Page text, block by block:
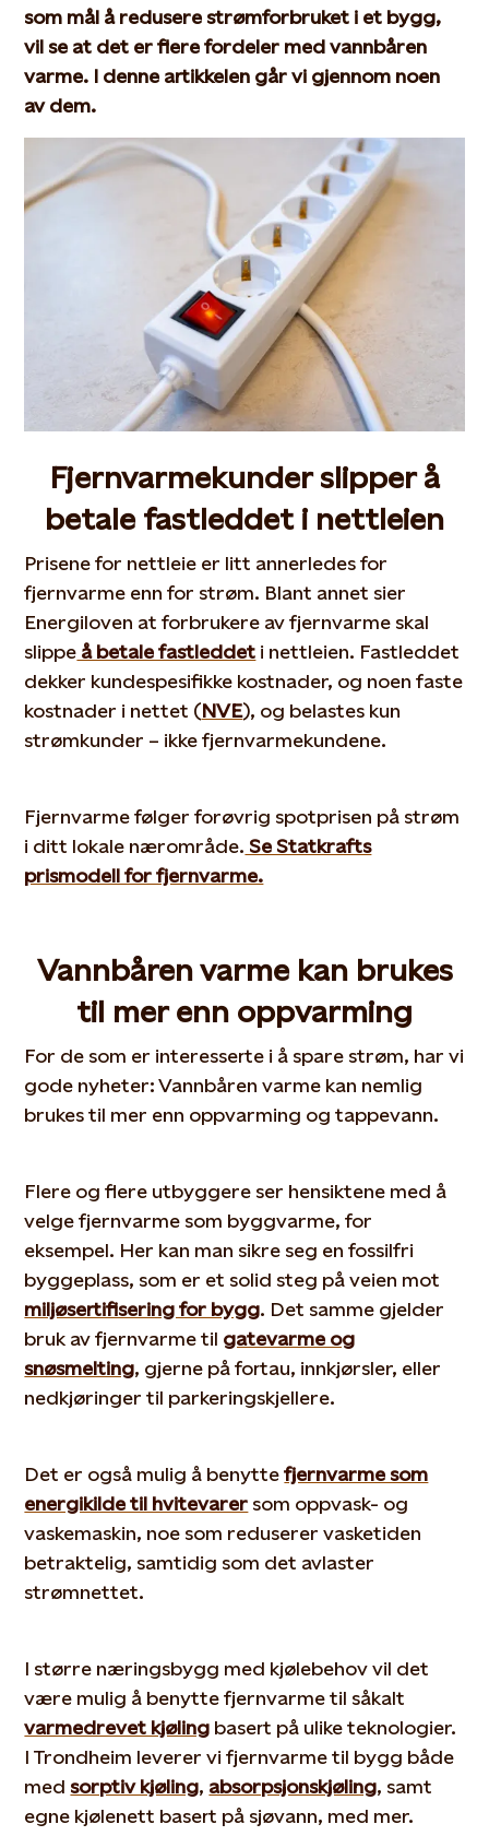
som mål å redusere strømforbruket i et bygg,
vil se at det er flere fordeler med vannbåren
varme. I denne artikkelen går vi gjennom noen
av dem.
Fjernvarmekunder slipper å
betale fastleddet i nettleien
Prisene for nettleie er litt annerledes for
fjernvarme enn for strøm. Blant annet sier
Energiloven at forbrukere av fjernvarme skal
slippe å betale fastleddet i nettleien. Fastleddet
dekker kundespesifikke kostnader, og noen faste
kostnader i nettet (NVE), og belastes kun
strømkunder – ikke fjernvarmekundene.
Fjernvarme følger forøvrig spotprisen på strøm
i ditt lokale nærområde. Se Statkrafts
prismodell for fjernvarme.
Vannbåren varme kan brukes
til mer enn oppvarming
For de som er interesserte i å spare strøm, har vi
gode nyheter: Vannbåren varme kan nemlig
brukes til mer enn oppvarming og tappevann.
Flere og flere utbyggere ser hensiktene med å
velge fjernvarme som byggvarme, for
eksempel. Her kan man sikre seg en fossilfri
byggeplass, som er et solid steg på veien mot
miljøsertifisering for bygg. Det samme gjelder
bruk av fjernvarme til gatevarme og
snøsmelting, gjerne på fortau, innkjørsler, eller
nedkjøringer til parkeringskjellere.
Det er også mulig å benyttefjernvarme som
energikilde til hvitevarer som oppvask- og
vaskemaskin, noe som reduserer vasketiden
betraktelig, samtidig som det avlaster
strømnettet.
I større næringsbygg med kjølebehov vil det
være mulig å benytte fjernvarme til såkalt
varmedrevet kjøling basert på ulike teknologier.
I Trondheim leverer vi fjernvarme til bygg både
med sorptiv kjøling, absorpsjonskjøling, samt
egne kjølenett basert på sjøvann, med mer.